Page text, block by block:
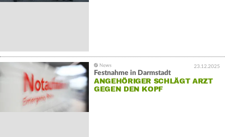
23.12.2025
Festnahme in Darmstadt
ANGEHÖRIGER SCHLÄGT ARZT
GEGEN DEN KOPF